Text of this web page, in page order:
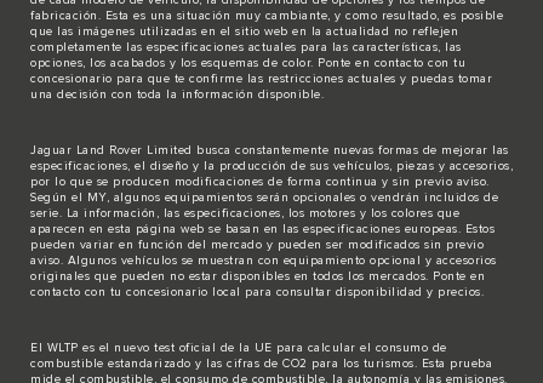
fabricación. Esta es una situación muy cambiante, y como resultado, es posible
que las imágenes utilizadas en el sitio web en la actualidad no reflejen
completamente las especificaciones actuales para las características, las
opciones, los acabados y los esquemas de color. Ponte en contacto con tu
concesionario para que te confirme las restricciones actuales y puedas tomar
una decisión con toda la información disponible.
Jaguar Land Rover Limited busca constantemente nuevas formas de mejorar las
especificaciones, el diseño y la producción de sus vehículos, piezas y accesorios,
por lo que se producen modificaciones de forma continua y sin previo aviso.
Según el MY, algunos equipamientos serán opcionales o vendrán incluidos de
serie. La información, las especificaciones, los motores y los colores que
aparecen en esta página web se basan en las especificaciones europeas. Estos
pueden variar en función del mercado y pueden ser modificados sin previo
aviso. Algunos vehículos se muestran con equipamiento opcional y accesorios
originales que pueden no estar disponibles en todos los mercados. Ponte en
contacto con tu concesionario local para consultar disponibilidad y precios.
El WLTP es el nuevo test oficial de la UE para calcular el consumo de
combustible estandarizado y las cifras de CO2 para los turismos. Esta prueba
mide el combustible, el consumo de combustible, la autonomía y las emisiones.